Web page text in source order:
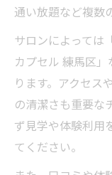
通い放題など複数
サロンによっては
カプセル 練馬区
ります。アクセス
の清潔さも重要な
ず見学や体験利用
てください。